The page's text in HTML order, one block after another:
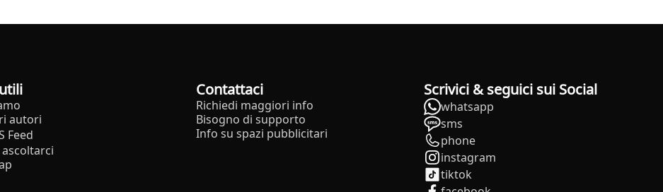
autori
Feed
ascoltarci
Contattaci
Richiedi maggiori info
Bisogno di supporto
Info su spazi pubblicitari
Scrivici & seguici sui Social
whatsapp
sms
phone
instagram
tiktok